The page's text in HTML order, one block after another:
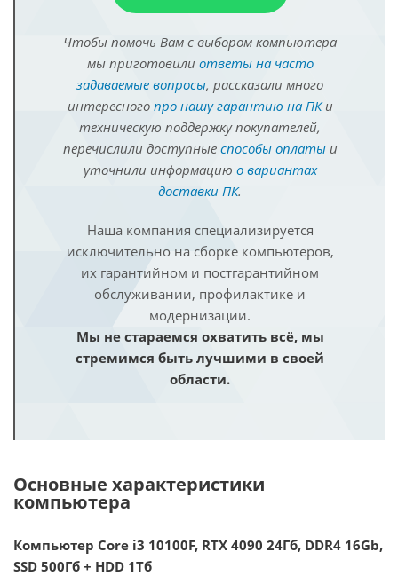
Чтобы помочь Вам с выбором компьютера
мы приготовили ответы на часто
задаваемые вопросы, рассказали много
интересного про нашу гарантию на ПКи
техническую поддержку покупателей,
перечислили доступные способы оплатыи
уточнили информацию о вариантах
доставки ПК.
Наша компания специализируется
исключительно на сборке компьютеров,
их гарантийном и постгарантийном
обслуживании, профилактике и
модернизации.
Мы не стараемся охватить всё, мы
стремимся быть лучшими в своей
области.
Основные характеристики
компьютера
Компьютер Core i3 10100F, RTX 4090 24Гб, DDR4 16Gb,
SSD 500Гб + HDD 1Тб